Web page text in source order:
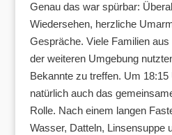
Genau das war spürbar:
Wiedersehen, herzliche
Gespräche. Viele Familien
der weiteren Umgebung
Bekannte zu treffen. Um 18:15
natürlich auch das
Rolle. Nach einem langen
Wasser, Datteln, Linsensuppe